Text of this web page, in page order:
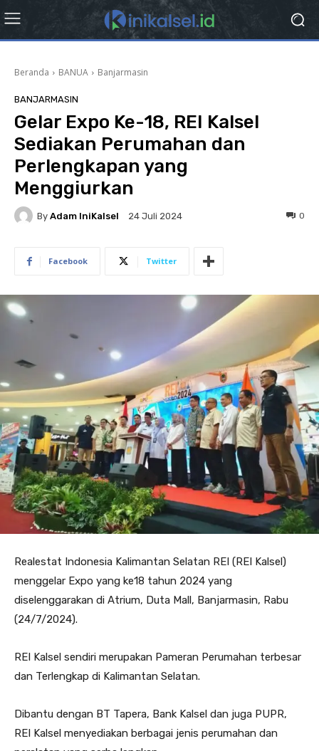
Beranda BANUA Banjarmasin
BANJARMASIN
Gelar Expo Ke-18, REI Kalsel
Sediakan Perumahan dan
Perlengkapan yang
Menggiurkan
By Adam IniKalsel 24 Juli 2024 0
Facebook Twitter
Realestat Indonesia Kalimantan Selatan REI (REI Kalsel)
menggelar Expo yang ke18 tahun 2024 yang
diselenggarakan di Atrium, Duta Mall, Banjarmasin, Rabu
(24/7/2024).
REI Kalsel sendiri merupakan Pameran Perumahan terbesar
dan Terlengkap di Kalimantan Selatan.
Dibantu dengan BT Tapera, Bank Kalsel dan juga PUPR,
REI Kalsel menyediakan berbagai jenis perumahan dan